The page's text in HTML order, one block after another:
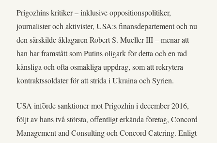
Prigozhins kritiker – inklusive oppositionspolitiker,
journalister och aktivister, USA:s finansdepartement och nu
den särskilde åklagaren Robert S. Mueller III – menar att
han har framstått som Putins oligark för detta och en rad
känsliga och ofta osmakliga uppdrag, som att rekrytera
kontraktssoldater för att strida i Ukraina och Syrien.
USA införde sanktioner mot Prigozhin i december 2016,
följt av hans två största, offentligt erkända företag, Concord
Management and Consulting och Concord Catering. Enligt